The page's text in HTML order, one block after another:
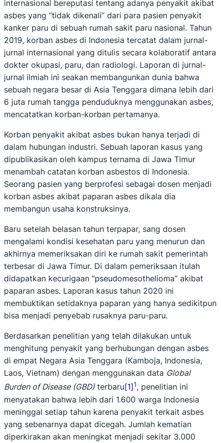
internasional bereputasi tentang adanya penyakit akibat
asbes yang “tidak dikenali” dari para pasien penyakit
kanker paru di sebuah rumah sakit paru nasional. Tahun
2019, korban asbes di Indonesia tercatat dalam jurnal-
jurnal internasional yang ditulis secara kolaboratif antara
dokter okupasi, paru, dan radiologi. Laporan di jurnal-
jurnal ilmiah ini seakan membangunkan dunia bahwa
sebuah negara besar di Asia Tenggara dimana lebih dari
6 juta rumah tangga penduduknya menggunakan asbes,
mencatatkan korban-korban pertamanya.
Korban penyakit akibat asbes bukan hanya terjadi di
dalam hubungan industri. Sebuah laporan kasus yang
dipublikasikan oleh kampus ternama di Jawa Timur
menambah catatan korban asbestos di Indonesia.
Seorang pasien yang berprofesi sebagai dosen menjadi
korban asbes akibat paparan asbes dikala dia
membangun usaha konstruksinya.
Baru setelah belasan tahun terpapar, sang dosen
mengalami kondisi kesehatan paru yang menurun dan
akhirnya memeriksakan diri ke rumah sakit pemerintah
terbesar di Jawa Timur. Di dalam pemeriksaan itulah
didapatkan kecurigaan “pseudomesothelioma” akibat
paparan asbes. Laporan kasus tahun 2020 ini
membuktikan setidaknya paparan yang hanya sedikitpun
bisa menjadi penyebab rusaknya paru-paru.
Berdasarkan penelitian yang telah dilakukan untuk
menghitung penyakit yang berhubungan dengan asbes
di empat Negara Asia Tenggara (Kamboja, Indonesia,
Laos, Vietnam) dengan menggunakan data Global
Burden of Disease (GBD) terbaru[1]1, penelitian ini
menyatakan bahwa lebih dari 1.600 warga Indonesia
meninggal setiap tahun karena penyakit terkait asbes
yang sebenarnya dapat dicegah. Jumlah kematian
diperkirakan akan meningkat menjadi sekitar 3.000